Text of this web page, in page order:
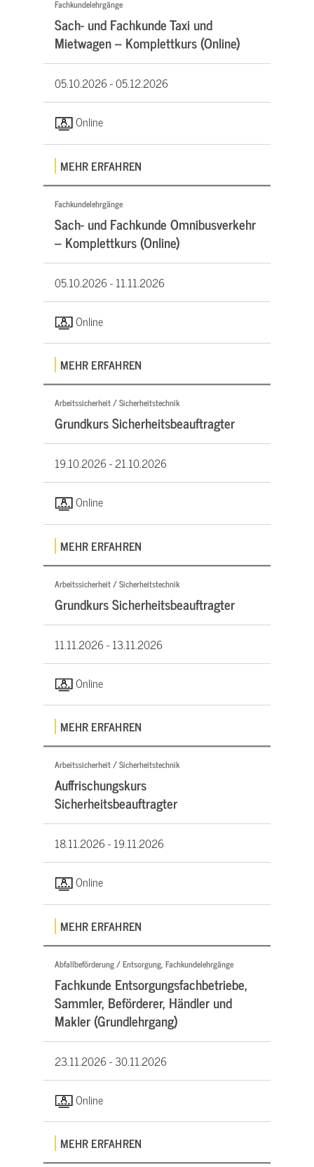
Fachkundelehrgänge
Sach- und Fachkunde Taxi und
Mietwagen – Komplettkurs (Online)
05.10.2026 -05.12.2026
Online
MEHR ERFAHREN
Fachkundelehrgänge
Sach- und Fachkunde Omnibusverkehr
– Komplettkurs (Online)
05.10.2026 -11.11.2026
Online
MEHR ERFAHREN
Arbeitssicherheit / Sicherheitstechnik
Grundkurs Sicherheitsbeauftragter
19.10.2026 -21.10.2026
Online
MEHR ERFAHREN
Arbeitssicherheit / Sicherheitstechnik
Grundkurs Sicherheitsbeauftragter
11.11.2026 -13.11.2026
Online
MEHR ERFAHREN
Arbeitssicherheit / Sicherheitstechnik
Auffrischungskurs
Sicherheitsbeauftragter
18.11.2026 -19.11.2026
Online
MEHR ERFAHREN
Abfallbeförderung / Entsorgung, Fachkundelehrgänge
Fachkunde Entsorgungsfachbetriebe,
Sammler, Beförderer, Händler und
Makler (Grundlehrgang)
23.11.2026 -30.11.2026
Online
MEHR ERFAHREN